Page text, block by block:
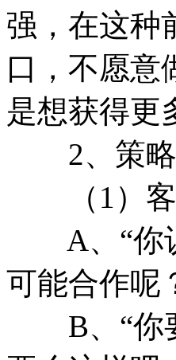
强，在这种
口，不愿意
是想获得更
2、策略
（1）客
A、“你认
可能合作呢
B、“你要